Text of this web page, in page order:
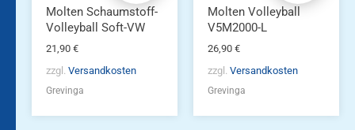
Molten Schaumstoff-
Volleyball Soft-VW
21,90 €
zzgl. Versandkosten
Grevinga
Molten Volleyball
V5M2000-L
26,90 €
zzgl. Versandkosten
Grevinga